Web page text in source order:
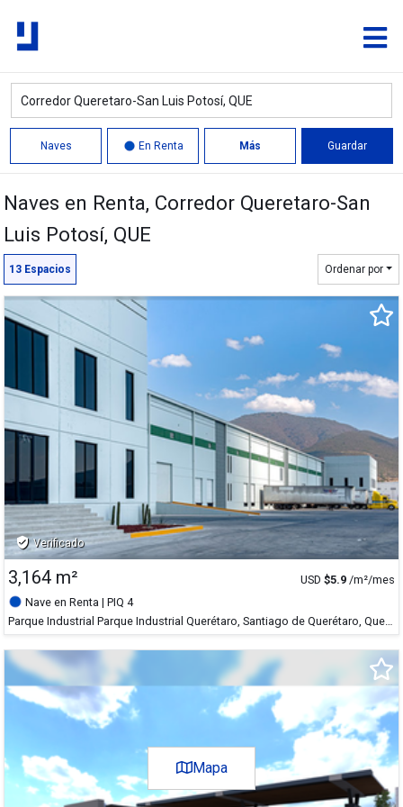
Naves En Renta Más Guardar
Quitar
+
-
Satélite
Naves en Renta, Corredor Queretaro-San
Luis Potosí, QUE
13 Espacios Ordenar por
verified_user Verificado
3,164 m² USD $5.9 /m²/mes
Nave en Renta | PIQ 4
Parque Industrial Parque Industrial Querétaro, Santiago de Querétaro, Querétaro
Mapa